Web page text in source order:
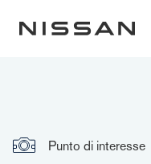
Punto di interesse